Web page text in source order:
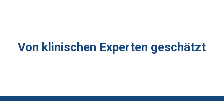
Von klinischen Experten geschätzt